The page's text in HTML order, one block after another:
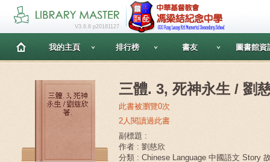
V3.6.8 p20181127
我的主頁 排行榜 書友 圖書館資
三體. 3, 死神永生 / 劉
此書被瀏覽0次
2人閱讀過此書
副標題 :
作者 : 劉慈欣
分類 : Chinese Language 中國語文 Story